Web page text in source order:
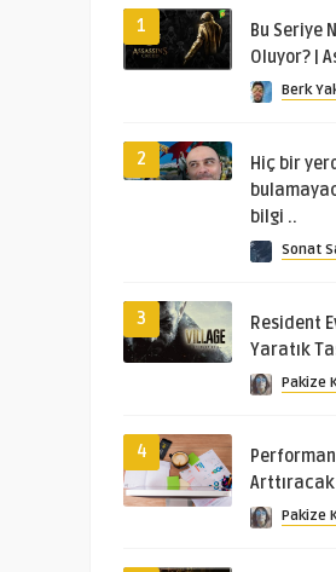
1
Bu Seriye
Oluyor? |
Berk
2
Hiç bir
bilgi ..
Sonat
3
Resident
Yaratık
Pakize
4
Arttıracak
Pakize